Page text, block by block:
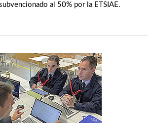
al 50% por la ETSIAE.